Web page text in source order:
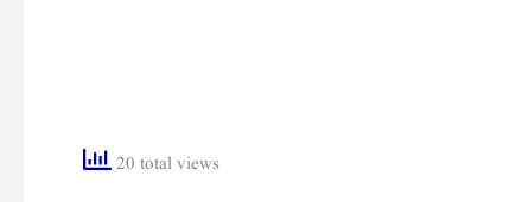
20 total views